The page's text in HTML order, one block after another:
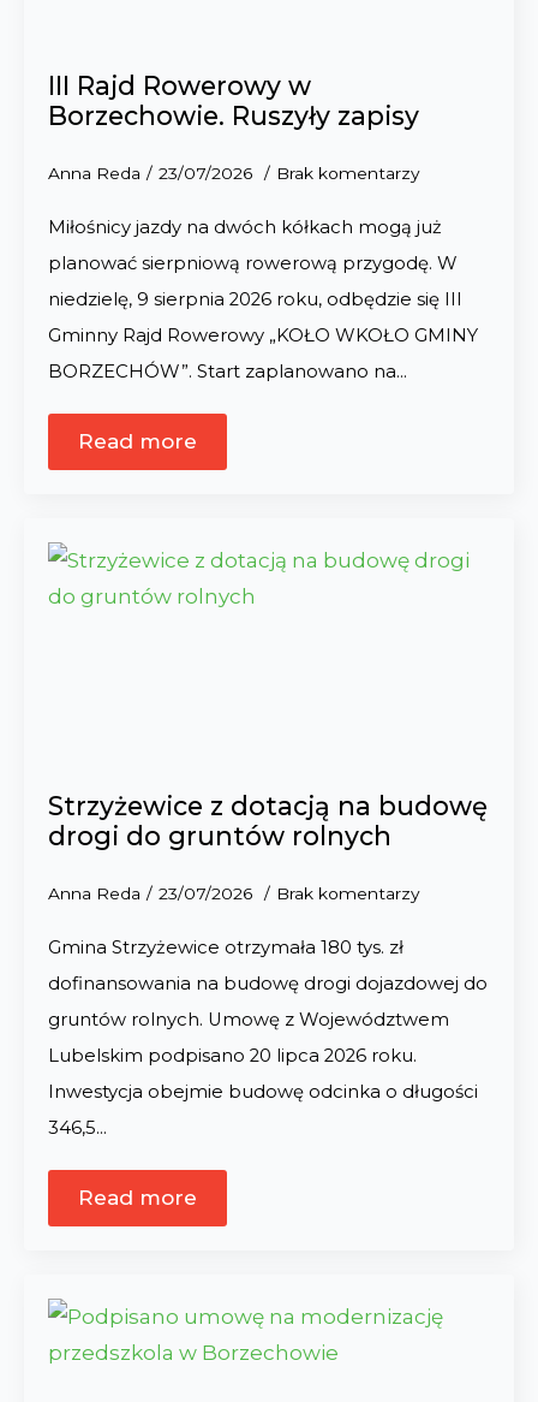
III Rajd Rowerowy w
Borzechowie. Ruszyły zapisy
Anna Reda 23/07/2026 Brak komentarzy
Miłośnicy jazdy na dwóch kółkach mogą już
planować sierpniową rowerową przygodę. W
niedzielę, 9 sierpnia 2026 roku, odbędzie się III
Gminny Rajd Rowerowy „KOŁO WKOŁO GMINY
BORZECHÓW”. Start zaplanowano na…
Read more
Strzyżewice z dotacją na budowę
drogi do gruntów rolnych
Anna Reda 23/07/2026 Brak komentarzy
Gmina Strzyżewice otrzymała 180 tys. zł
dofinansowania na budowę drogi dojazdowej do
gruntów rolnych. Umowę z Województwem
Lubelskim podpisano 20 lipca 2026 roku.
Inwestycja obejmie budowę odcinka o długości
346,5…
Read more